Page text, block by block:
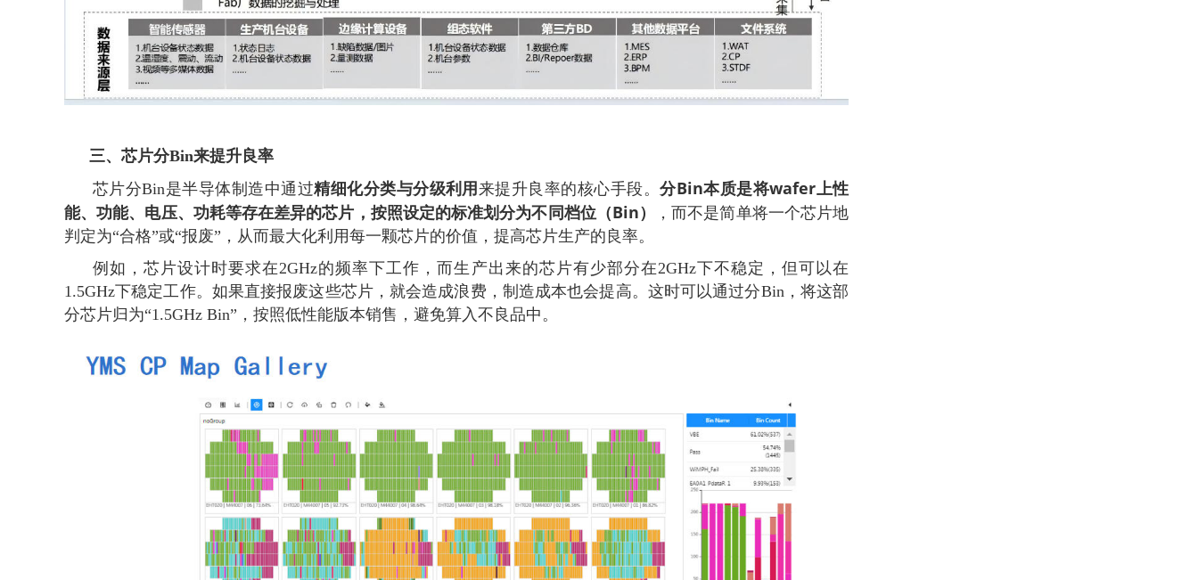
三、 芯片分Bin来提升良率
芯片分Bin是半导体制造中通过精细化分类与分级利用来提升良率的核心手段。分Bin本质是将wafer上性
能、功能、电压、功耗等存在差异的芯片，按照设定的标准划分为不同档位（Bin）
，而不是简单将一个芯片地
判定为“合格”或“报废”，从而最大化利用每一颗芯片的价值，提高芯片生产的良率。
例如，芯片设计时要求在2GHz的频率下工作，而生产出来的芯片有少部分在2GHz下不稳定，但可以在
1.5GHz下稳定工作。如果直接报废这些芯片，就会造成浪费，制造成本也会提高。这时可以通过分Bin，将这部
分芯片归为“1.5GHz Bin”，按照低性能版本销售，避免算入不良品中。